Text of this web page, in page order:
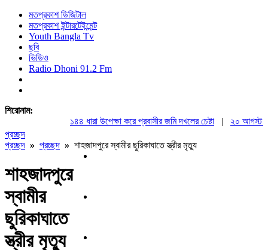
মতপ্রকাশ ডিজিটাল
মতপ্রকাশ ইন্টারটেইন্মেন্ট
Youth Bangla Tv
ছবি
ভিডিও
Radio Dhoni 91.2 Fm
শিরোনাম:
১৪৪ ধারা উপেক্ষা করে প্রবাসীর জমি দখলের চেষ্টা|
২০ আগস্ট
প্রচ্ছদ
প্রচ্ছদ » প্রচ্ছদ » শাহজাদপুরে স্বামীর ছুরিকাঘাতে স্ত্রীর মৃত্যু
শাহজাদপুরে
স্বামীর
ছুরিকাঘাতে
স্ত্রীর মৃত্যু